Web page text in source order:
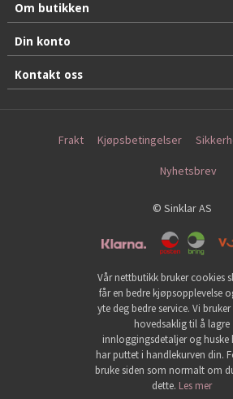
Om butikken
Din konto
Kontakt oss
Frakt Kjøpsbetingelser
Nyhetsbrev
© Sinklar AS
Vår nettbutikk bruker cookies
får en bedre kjøpsopplevelse
yte deg bedre service. Vi
hovedsaklig til å lagre
innloggingsdetaljer og huske
har puttet i handlekurven din.
bruke siden som normalt om
dette. Les mer